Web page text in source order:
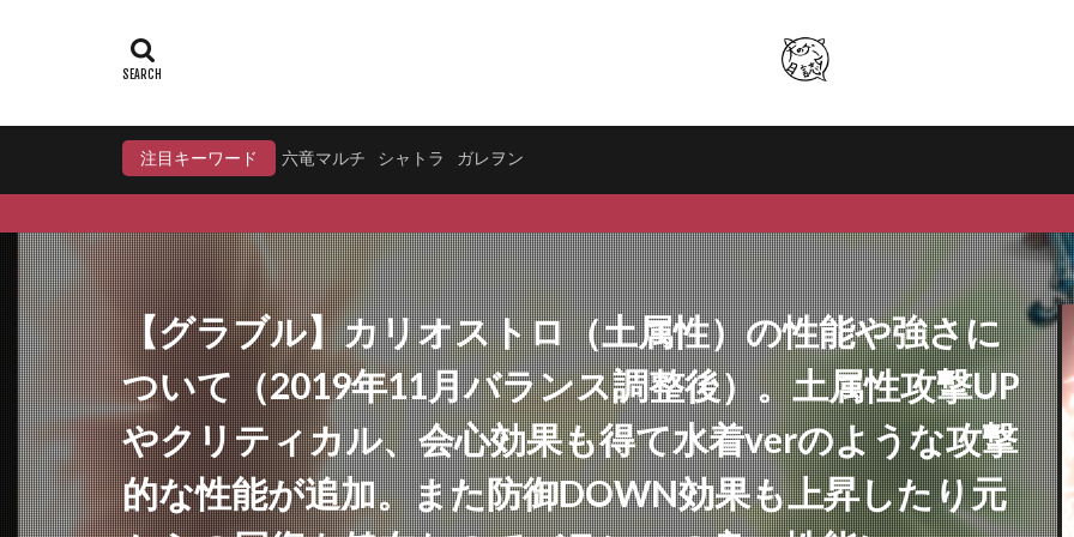
注目キーワード 六竜マルチ シャトラ ガレヲン
【グラブル】カリオストロ（土属性）の性能や強さに
ついて（2019年11月バランス調整後）。土属性攻撃UP
やクリティカル、会心効果も得て水着verのような攻撃
的な性能が追加。また防御DOWN効果も上昇したり元